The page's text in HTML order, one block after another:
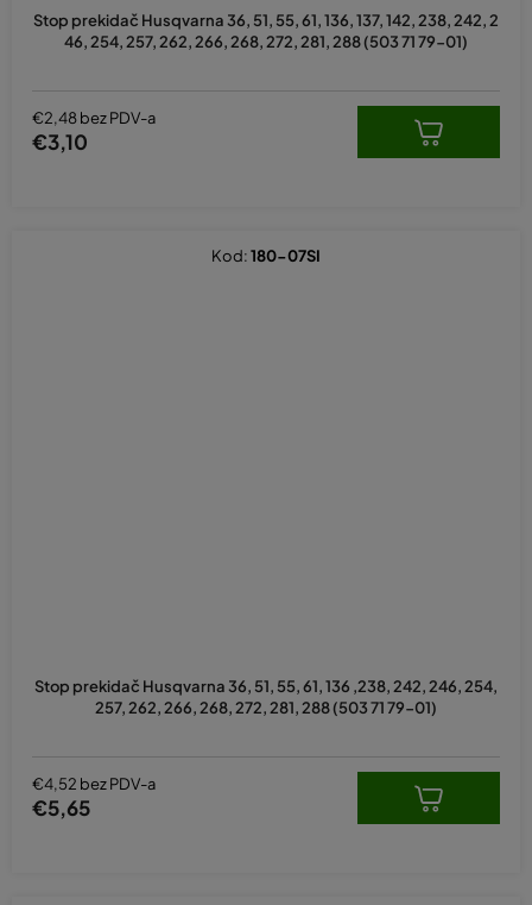
Stop prekidač Husqvarna 36, 51, 55, 61, 136, 137, 142, 238, 242, 2
46, 254, 257, 262, 266, 268, 272, 281, 288 (503 71 79-01)
€2,48 bez PDV-a
€3,10
Stop prekidač Husqvarna 36, 51, 55, 61, 136 ,238, 242, 246, 254,
257, 262, 266, 268, 272, 281, 288 (503 71 79-01)
€4,52 bez PDV-a
€5,65
Kod:180-07SI